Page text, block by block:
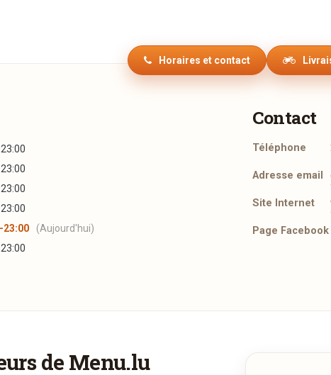
Horaires et contact
(Aujourd'hui)
Contact
Téléphone
Adresse email
Site Internet
Page Facebook
de Menu.lu